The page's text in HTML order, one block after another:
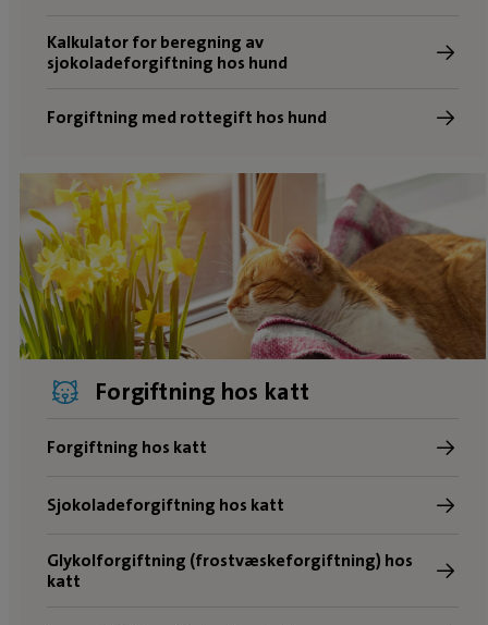
Kalkulator for beregning av
sjokoladeforgiftning hos hund
Forgiftning med rottegift hos hund
Forgiftning hos katt
Forgiftning hos katt
Sjokoladeforgiftning hos katt
Glykolforgiftning (frostvæskeforgiftning) hos
katt